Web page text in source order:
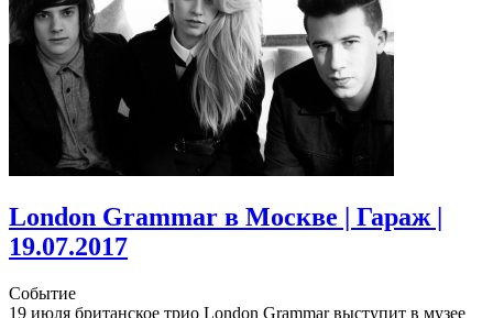
London Grammar в Москве | Гараж |
19.07.2017
Событие
19 июля британское трио London Grammar выступит в музее